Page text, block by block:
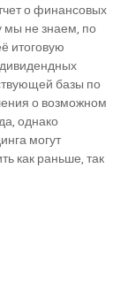
о финансовых
мы не знаем, по
итоговую
базы по
о возможном
однако
могут
как раньше, так